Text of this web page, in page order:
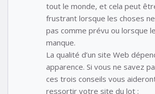
tout le monde, et cela peut
frustrant lorsque les choses
pas comme prévu ou lorsque
manque.
La qualité d’un site Web
apparence. Si vous ne savez
ces trois conseils vous
ressortir votre site du lot :